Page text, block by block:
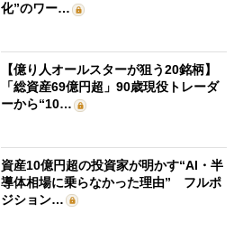
化”のワー…
【億り人オールスターが狙う20銘柄】
「総資産69億円超」90歳現役トレーダ
ーから“10…
資産10億円超の投資家が明かす“AI・半
導体相場に乗らなかった理由” フルポ
ジション…